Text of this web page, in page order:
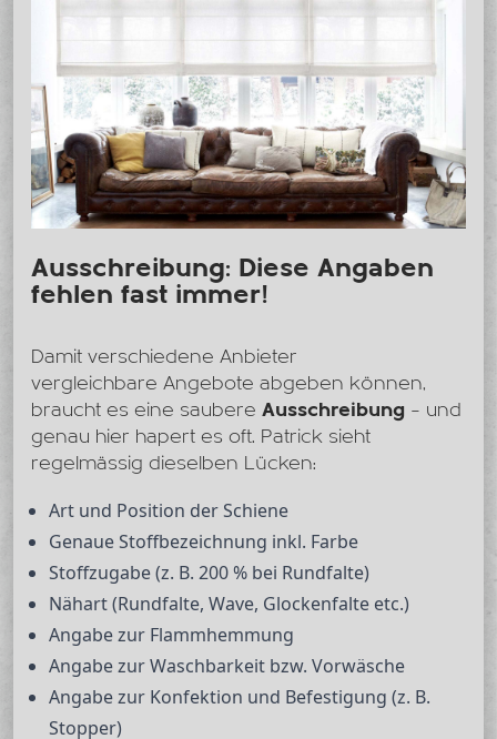
Ausschreibung: Diese Angaben
fehlen fast immer!
Damit verschiedene Anbieter
vergleichbare Angebote abgeben können,
braucht es eine saubere Ausschreibung – und
genau hier hapert es oft. Patrick sieht
regelmässig dieselben Lücken:
Art und Position der Schiene
Genaue Stoffbezeichnung inkl. Farbe
Stoffzugabe (z. B. 200 % bei Rundfalte)
Nähart (Rundfalte, Wave, Glockenfalte etc.)
Angabe zur Flammhemmung
Angabe zur Waschbarkeit bzw. Vorwäsche
Angabe zur Konfektion und Befestigung (z. B.
Stopper)